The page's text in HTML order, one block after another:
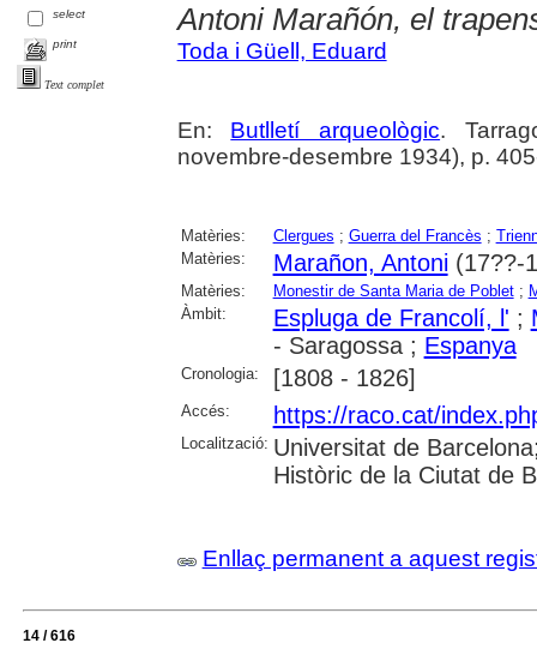
select
print
Text complet
Antoni Marañón, el
Toda i Güell, Eduard
En: Butlletí arqueològic.
novembre-desembre 1934), p.
Matèries: Clergues ; Guerra del Francès ;
Matèries:
Marañon, Antoni(17??-
Matèries: Monestir de Santa Maria de Poblet;
Àmbit:
Espluga de Francolí, l' ;
- Saragossa ; Espanya
Cronologia: [1808 - 1826]
Accés: https://raco.cat/
Localització: Universitat de
Històric de la Ciutat de
Enllaç permanent a aquest
14 / 616